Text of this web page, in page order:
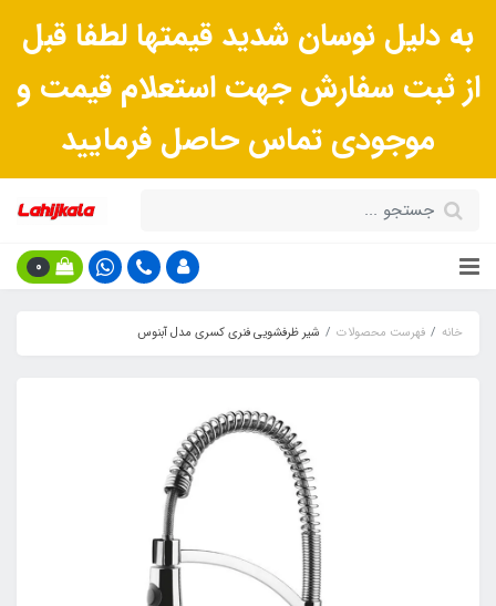
به دلیل نوسان شدید قیمتها لطفا قبل
از ثبت سفارش جهت استعلام قیمت و
موجودی تماس حاصل فرمایید
0
خانه فهرست محصولات شیر ظرفشویی فنری کسری مدل آبنوس